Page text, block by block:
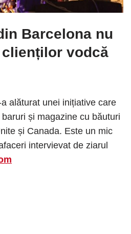
Barcelona nu
vodcă
alăturat unei inițiative care
și magazine cu băuturi
și Canada. Este un mic
intervievat de ziarul